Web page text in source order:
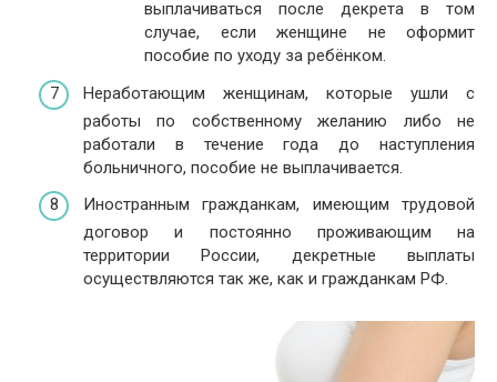
выплачиваться после декрета в том
случае, если женщине не оформит
пособие по уходу за ребёнком.
Неработающим женщинам, которые ушли с
работы по собственному желанию либо не
работали в течение года до наступления
больничного, пособие не выплачивается.
Иностранным гражданкам, имеющим трудовой
договор и постоянно проживающим на
территории России, декретные выплаты
осуществляются так же, как и гражданкам РФ.